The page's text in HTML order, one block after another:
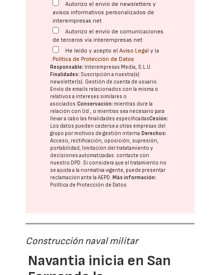
Autorizo el envío de newsletters y
avisos informativos personalizados de
interempresas.net
Autorizo el envío de comunicaciones
de terceros vía interempresas.net
He leído y acepto elAviso Legal y la
Política de Protección de Datos
Responsable: Interempresas Media, S.L.U.
Finalidades: Suscripción a nuestra(s)
newsletter(s). Gestión de cuenta de usuario.
Envío de emails relacionados con la misma o
relativos a intereses similares o
asociados.Conservación: mientras dure la
relación con Ud., o mientras sea necesario para
llevar a cabo las finalidades especificadasCesión:
Los datos pueden cederse a otras empresas del
grupo por motivos de gestión interna. Derechos:
Acceso, rectificación, oposición, supresión,
portabilidad, limitación del tratatamiento y
decisiones automatizadas: contacte con
nuestro DPD. Si considera que el tratamiento no
se ajusta a la normativa vigente, puede presentar
reclamación ante laAEPD. Más información:
Política de Protección de Datos
Construcción naval militar
Navantia inicia en San